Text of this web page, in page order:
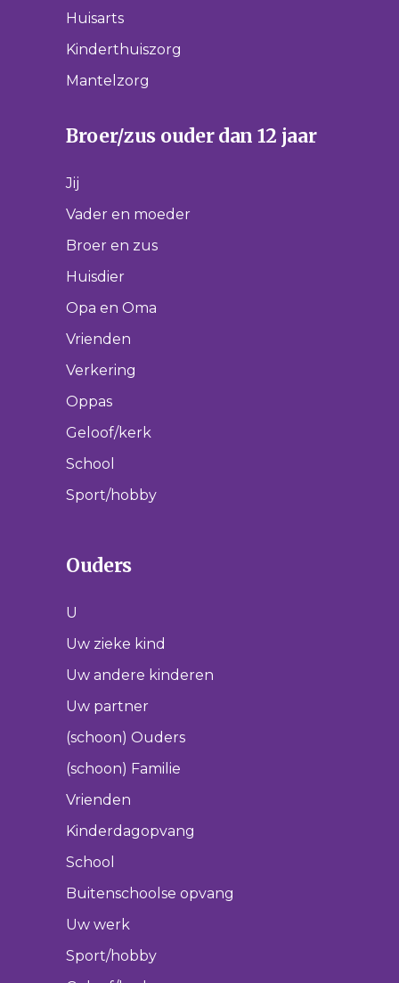
Huisarts
Kinderthuiszorg
Mantelzorg
Broer/zus ouder dan 12 jaar
Jij
Vader en moeder
Broer en zus
Huisdier
Opa en Oma
Vrienden
Verkering
Oppas
Geloof/kerk
School
Sport/hobby
Ouders
U
Uw zieke kind
Uw andere kinderen
Uw partner
(schoon) Ouders
(schoon) Familie
Vrienden
Kinderdagopvang
School
Buitenschoolse opvang
Uw werk
Sport/hobby